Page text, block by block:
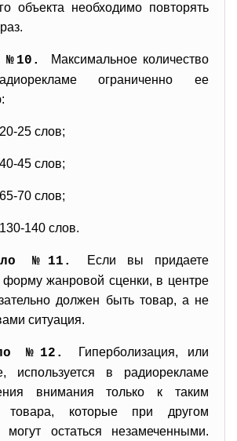
объекта необходимо повторять
№10.
Максимальное количество
ограниченно ее
25 слов;
45 слов;
70 слов;
140 слов.
№11.
Если вы придаете
форму жанровой сценки, в центре
должен быть товар, а не
ситуация.
№12.
Гиперболизация, или
используется в радиорекламе
внимания только к таким
товара, которые при другом
могут остаться незамеченными.